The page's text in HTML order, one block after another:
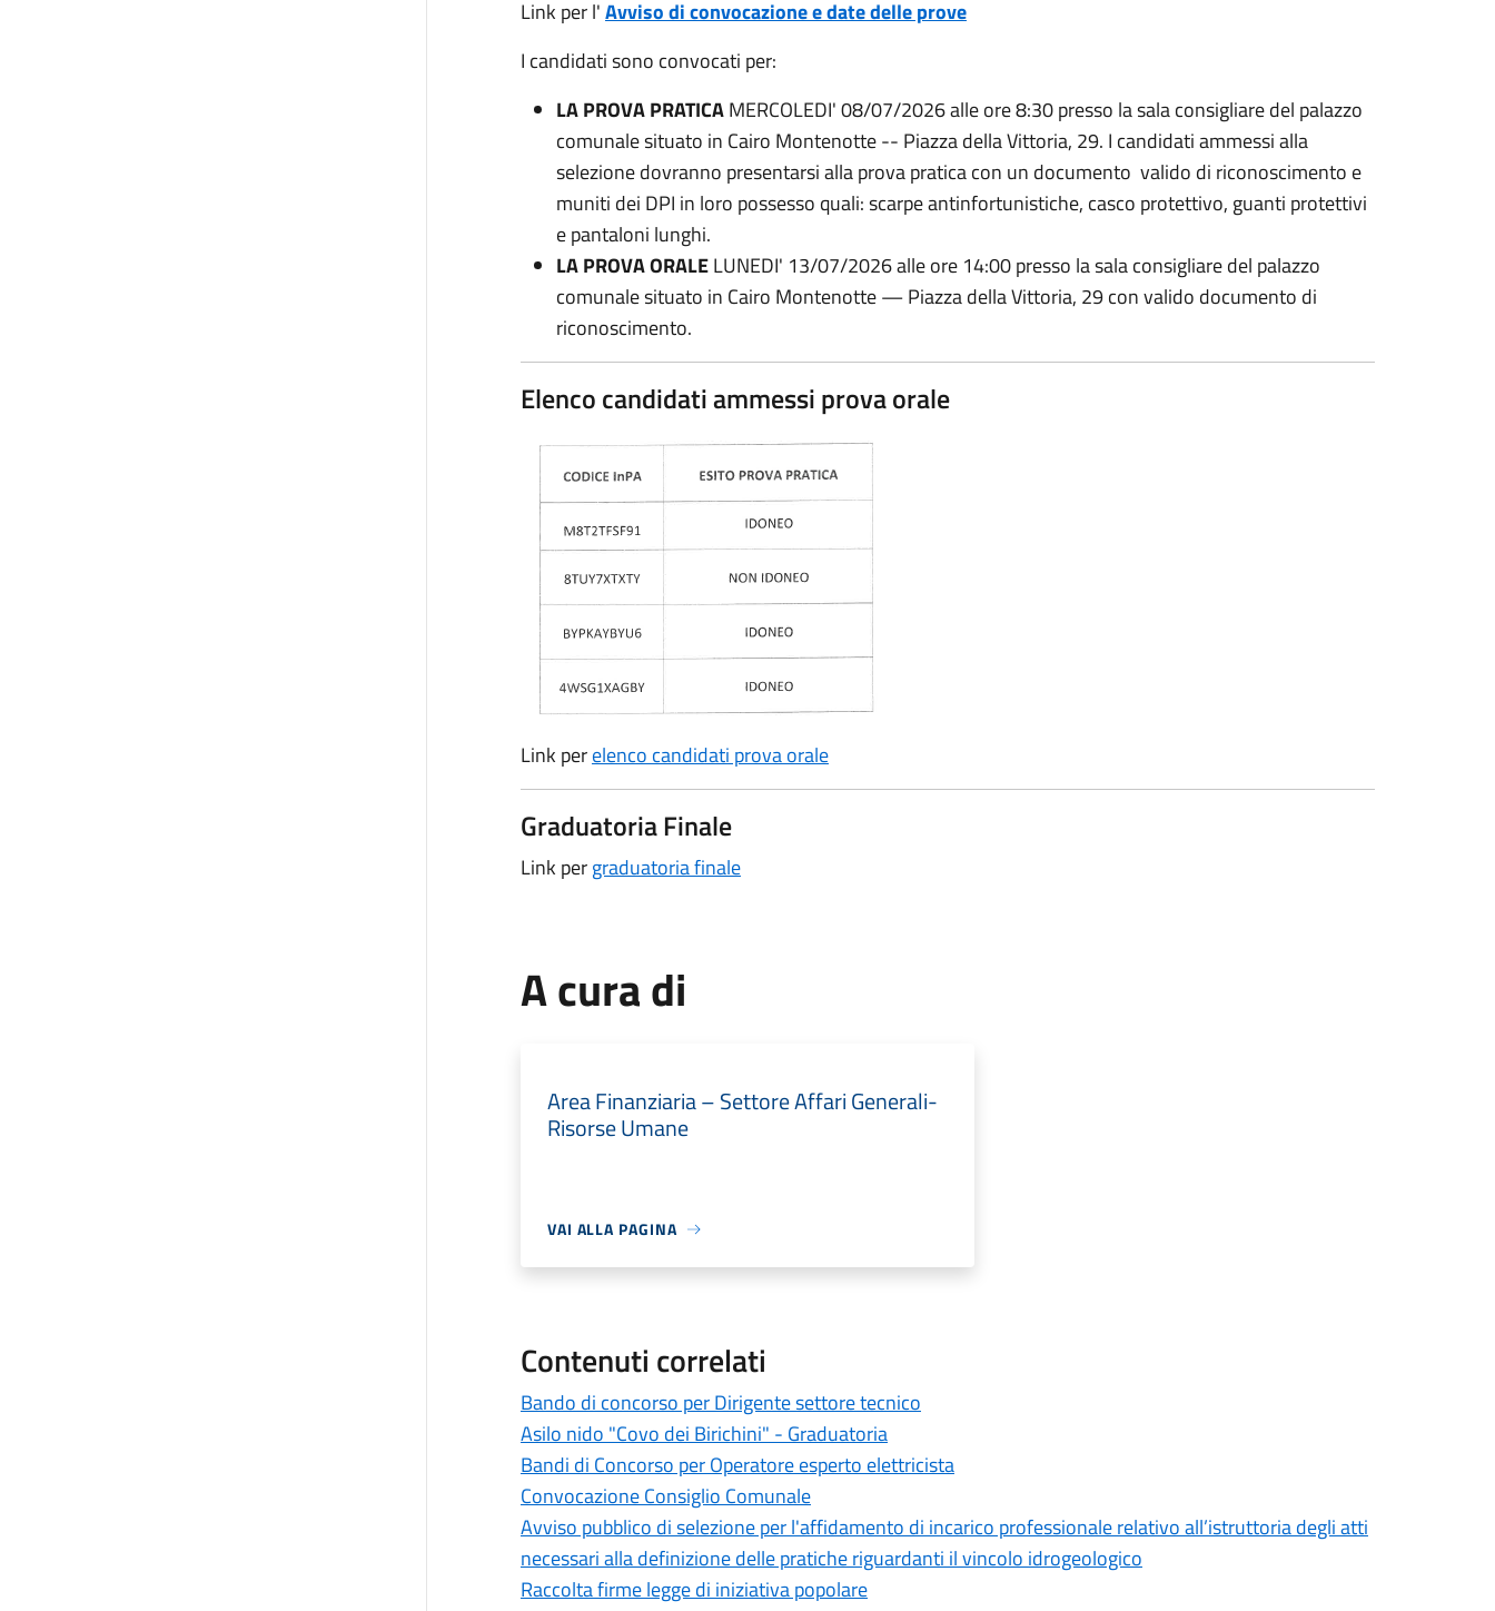
Link per l'Avviso di convocazione e date delle prove
I candidati sono convocati per:
LA PROVA PRATICAMERCOLEDI' 08/07/2026 alle ore 8:30 presso la sala consigliare del palazzo
comunale situato in Cairo Montenotte -- Piazza della Vittoria, 29. I candidati ammessi alla
selezione dovranno presentarsi alla prova pratica con un documento valido di riconoscimento e
muniti dei DPI in loro possesso quali: scarpe antinfortunistiche, casco protettivo, guanti protettivi
e pantaloni lunghi.
LA PROVA ORALELUNEDI' 13/07/2026 alle ore 14:00 presso la sala consigliare del palazzo
comunale situato in Cairo Montenotte — Piazza della Vittoria, 29 con valido documento di
riconoscimento.
Elenco candidati ammessi prova orale
Link perelenco candidati prova orale
Graduatoria Finale
Link pergraduatoria finale
A cura di
Area Finanziaria – Settore Affari Generali-
Risorse Umane
VAI ALLA PAGINA
Contenuti correlati
Bando di concorso per Dirigente settore tecnico
Asilo nido "Covo dei Birichini" - Graduatoria
Bandi di Concorso per Operatore esperto elettricista
Convocazione Consiglio Comunale
Avviso pubblico di selezione per l'affidamento di incarico professionale relativo all’istruttoria degli atti
necessari alla definizione delle pratiche riguardanti il vincolo idrogeologico
Raccolta firme legge di iniziativa popolare